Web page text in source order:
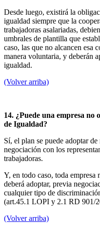
Desde luego, existirá la
igualdad siempre que la
trabajadoras asalariadas,
umbrales de plantilla que
caso, las que no alcancen esa
manera voluntaria, y deberán
igualdad.
(Volver arriba)
14. ¿Puede una empresa
de Igualdad?
Sí, el plan se puede adoptar
negociación con los
trabajadoras.
Y, en todo caso, toda
deberá adoptar, previa
cualquier tipo de
(art.45.1 LOPI y 2.1 RD 901/
(Volver arriba)